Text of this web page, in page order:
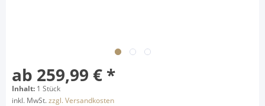
ab 259,99 € *
Inhalt: 1 Stück
inkl. MwSt.zzgl. Versandkosten